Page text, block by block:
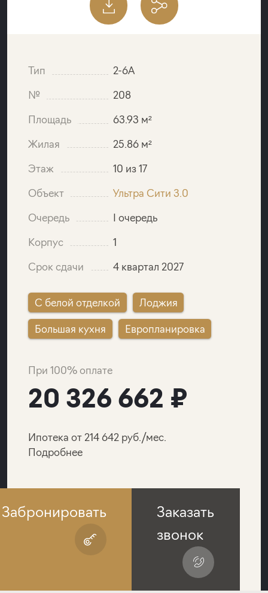
Тип
2-6A
№
208
Площадь
63.93 м²
Жилая
25.86 м²
Этаж
10 из 17
Объект
Ультра Сити 3.0
Очередь
I очередь
Корпус
1
Срок сдачи
4 квартал 2027
C белой отделкой Лоджия
Большая кухня Европланировка
При 100% оплате
20 326 662 ₽
Ипотека от 214 642 руб./мес.
Подробнее
Забронировать
Заказать
звонок